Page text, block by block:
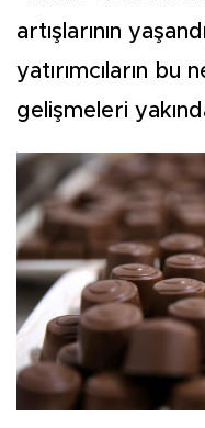
artışlarının
yatırımcıların bu
gelişmeleri